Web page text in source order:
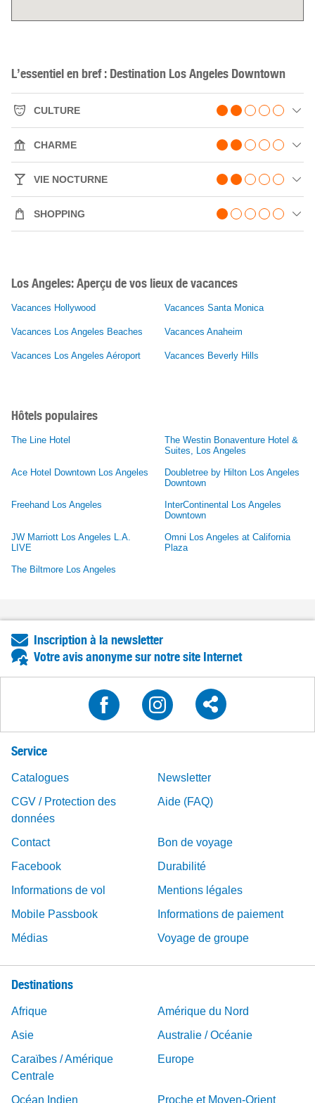
L’essentiel en bref : Destination Los Angeles Downtown
CULTURE
CHARME
VIE NOCTURNE
SHOPPING
Los Angeles: Aperçu de vos lieux de vacances
Vacances Hollywood Vacances Santa Monica
Vacances Los Angeles Beaches Vacances Anaheim
Vacances Los Angeles Aéroport Vacances Beverly Hills
Hôtels populaires
The Line Hotel
The Westin Bonaventure Hotel &
Suites, Los Angeles
Ace Hotel Downtown Los Angeles
Doubletree by Hilton Los Angeles
Downtown
Freehand Los Angeles
InterContinental Los Angeles
Downtown
JW Marriott Los Angeles L.A.
LIVE
Omni Los Angeles at California
Plaza
The Biltmore Los Angeles
Inscription à la newsletter
Votre avis anonyme sur notre site Internet
Service
Catalogues
Newsletter
CGV / Protection des
données
Aide (FAQ)
Contact
Bon de voyage
Facebook
Durabilité
Informations de vol
Mentions légales
Mobile Passbook
Informations de paiement
Médias
Voyage de groupe
Destinations
Afrique
Amérique du Nord
Asie
Australie / Océanie
Caraïbes / Amérique
Centrale
Europe
Océan Indien Proche et Moyen-Orient